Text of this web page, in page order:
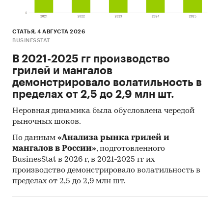
СТАТЬЯ, 4 АВГУСТА 2026
BUSINESSTAT
В 2021-2025 гг производство
грилей и мангалов
демонстрировало волатильность в
пределах от 2,5 до 2,9 млн шт.
Неровная динамика была обусловлена чередой
рыночных шоков.
По данным «Анализа рынка грилей и
мангалов в России», подготовленного
BusinesStat в 2026 г, в 2021-2025 гг их
производство демонстрировало волатильность в
пределах от 2,5 до 2,9 млн шт.